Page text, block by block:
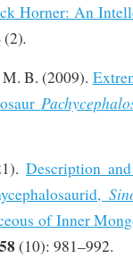
Horner: An
(2).
B. (2009).
Description
of Inner
58(10): 981–992.